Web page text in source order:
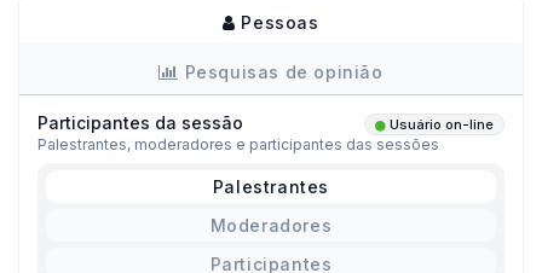
Pessoas
Pesquisas de opinião
Participantes da sessão Usuário on-line
Palestrantes, moderadores e participantes das sessões
Palestrantes
Moderadores
Participantes